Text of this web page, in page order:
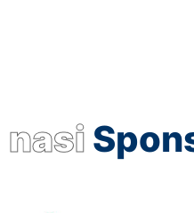
nasi